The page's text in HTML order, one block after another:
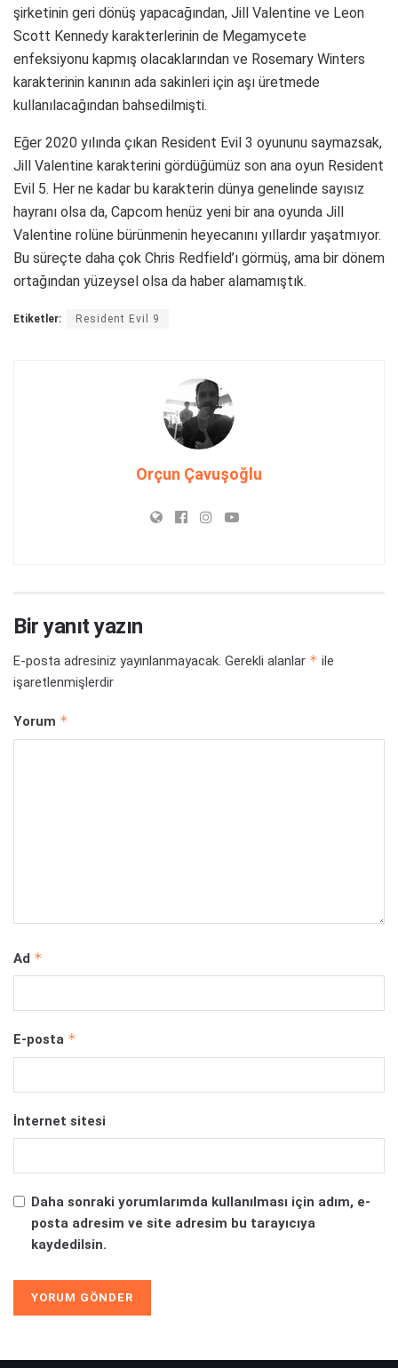
şirketinin geri dönüş yapacağından, Jill Valentine ve Leon
Scott Kennedy karakterlerinin de Megamycete
enfeksiyonu kapmış olacaklarından ve Rosemary Winters
karakterinin kanının ada sakinleri için aşı üretmede
kullanılacağından bahsedilmişti.
Eğer 2020 yılında çıkan Resident Evil 3 oyununu saymazsak,
Jill Valentine karakterini gördüğümüz son ana oyun Resident
Evil 5. Her ne kadar bu karakterin dünya genelinde sayısız
hayranı olsa da, Capcom henüz yeni bir ana oyunda Jill
Valentine rolüne bürünmenin heyecanını yıllardır yaşatmıyor.
Bu süreçte daha çok Chris Redfield’ı görmüş, ama bir dönem
ortağından yüzeysel olsa da haber alamamıştık.
Etiketler: Resident Evil 9
Orçun Çavuşoğlu
Bir yanıt yazın
E-posta adresiniz yayınlanmayacak. Gerekli alanlar * ile
işaretlenmişlerdir
Yorum *
Ad *
E-posta *
İnternet sitesi
Daha sonraki yorumlarımda kullanılması için adım, e-
posta adresim ve site adresim bu tarayıcıya
kaydedilsin.